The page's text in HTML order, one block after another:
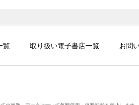
覧 取り扱い電子書店一覧 お問